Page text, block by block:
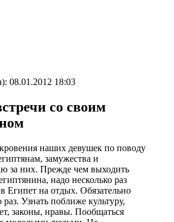
08.01.2012 18:03
со своим
наших девушек по поводу
замужества и
за них. Прежде чем выходить
надо несколько раз
Египет на отдых. Обязательно
раз. Узнать поближе культуру,
законы, нравы. Пообщаться